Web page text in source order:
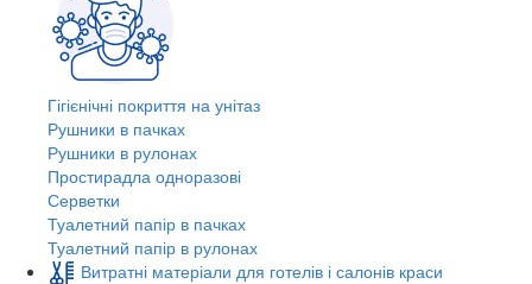
Гігієнічні покриття на унітаз
Рушники в пачках
Рушники в рулонах
Простирадла одноразові
Серветки
Туалетний папір в пачках
Туалетний папір в рулонах
Витратні матеріали для готелів і салонів краси